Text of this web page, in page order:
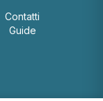
Contatti
Guide